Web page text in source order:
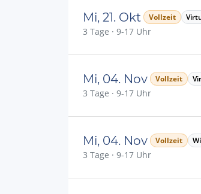
Mi, 21. Okt Vollzeit
3 Tage · 9-17 Uhr
Mi, 04. Nov Vollzeit
3 Tage · 9-17 Uhr
Mi, 04. Nov Vollzeit
3 Tage · 9-17 Uhr